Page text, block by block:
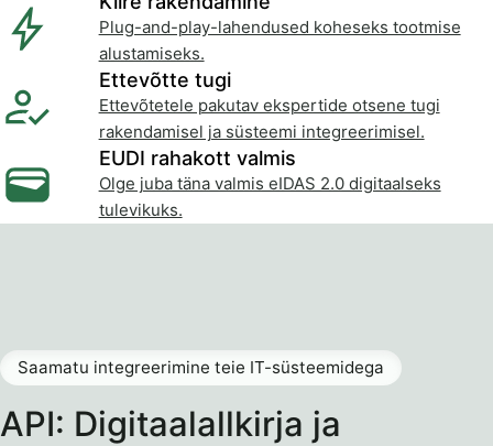
Plug-and-play-lahendused koheseks tootmise
alustamiseks.
Ettevõtte tugi
Ettevõtetele pakutav ekspertide otsene tugi
rakendamisel ja süsteemi integreerimisel.
EUDI rahakott valmis
Olge juba täna valmis eIDAS 2.0 digitaalseks
tulevikuks.
API: Digitaalallkirja ja
Saamatu integreerimine teie IT-süsteemidega